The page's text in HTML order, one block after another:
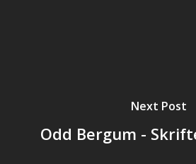
Next Post
Odd Bergum -